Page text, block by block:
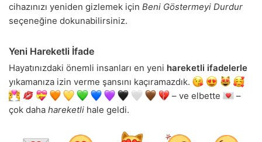
cihazınızı yeniden gizlemek için Beni Göstermeyi Durdur
seçeneğine dokunabilirsiniz.
Yeni Hareketli İfade
Hayatınızdaki önemli insanları en yeni hareketli ifadelerle
yıkamanıza izin verme şansını kaçıramazdık.
– ve elbette
–
çok daha hareketli hale geldi.